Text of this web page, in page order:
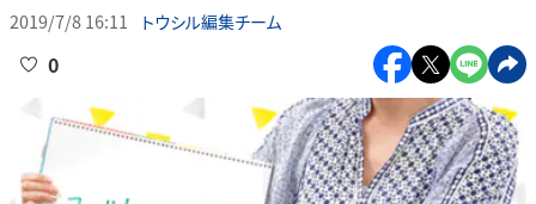
2019/7/8 16:11 トウシル編集チーム
0